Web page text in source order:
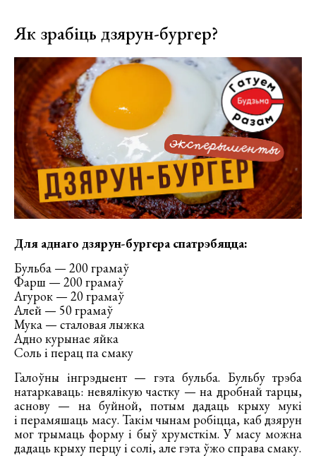
Як зрабіць дзярун-бургер?
Для аднаго дзярун-бургера спатрэбяцца:
Бульба — 200 грамаў
Фарш — 200 грамаў
Агурок — 20 грамаў
Алей — 50 грамаў
Мука — сталовая лыжка
Адно курынае яйка
Соль і перац па смаку
Галоўны інгрэдыент — гэта бульба. Бульбу трэба
натаркаваць: невялікую частку — на дробнай тарцы,
аснову — на буйной, потым дадаць крыху мукі
і перамяшаць масу. Такім чынам робіцца, каб дзярун
мог трымаць форму і быў хрумсткім. У масу можна
дадаць крыху перцу і солі, але гэта ўжо справа смаку.